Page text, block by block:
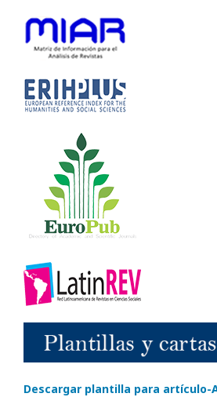
Descargar plantilla para artículo-